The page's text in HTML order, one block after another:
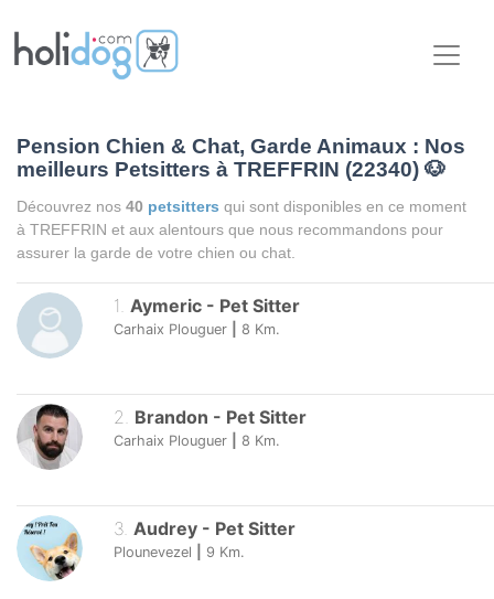
Pension Chien & Chat, Garde Animaux : Nos
meilleurs Petsitters à TREFFRIN (22340) 🐶
Découvrez nos 40 petsitters qui sont disponibles en ce moment
à TREFFRIN et aux alentours que nous recommandons pour
assurer la garde de votre chien ou chat.
1. Aymeric - Pet Sitter
Carhaix Plouguer 8 Km.
2. Brandon - Pet Sitter
Carhaix Plouguer 8 Km.
3. Audrey - Pet Sitter
Plounevezel 9 Km.